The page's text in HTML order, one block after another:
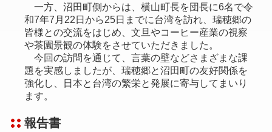
一方、沼田町側からは、横山町長を団長に6名で令
和7年7月22日から25日までに台湾を訪れ、瑞穂郷の
皆様との交流をはじめ、文旦やコーヒー産業の視察
や茶園景観の体験をさせていただきました。
今回の訪問を通じて、言葉の壁などさまざまな課
題を実感しましたが、瑞穂郷と沼田町の友好関係を
強化し、日本と台湾の繁栄と発展に寄与してまいり
ます。
報告書